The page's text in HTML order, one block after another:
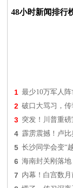
48小时新闻排行
1 最少10万军人
2 破口大骂习，
3 突发！川普重
4 霹雳震撼！卢
5 长沙同学会变“
6 海南封关刚落地
7 内幕！白宫数